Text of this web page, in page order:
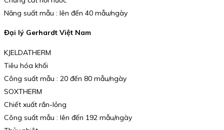
Năng suất mẫu : lên đến 40 mẫu/ngày
Đại lý Gerhardt Việt Nam
KJELDATHERM
Tiêu hóa khối
Công suất mẫu : 20 đến 80 mẫu/ngày
SOXTHERM
Chiết xuất rắn-lỏng
Công suất mẫu : lên đến 192 mẫu/ngày